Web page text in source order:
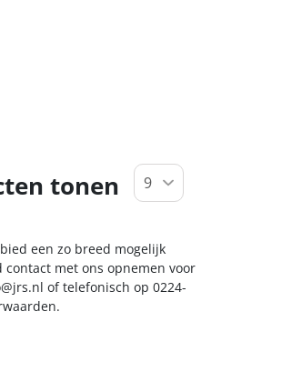
tonen
een zo breed mogelijk
met ons opnemen voor
of telefonisch op 0224-